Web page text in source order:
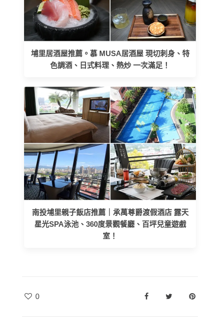
埔里居酒屋推薦。慕 MUSA居酒屋 現切刺身、特
色調酒、日式料理、熱炒 一次滿足！
南投埔里親子飯店推薦｜承萬尊爵渡假酒店 露天
星光SPA泳池、360度景觀餐廳、百坪兒童遊戲
室！
0